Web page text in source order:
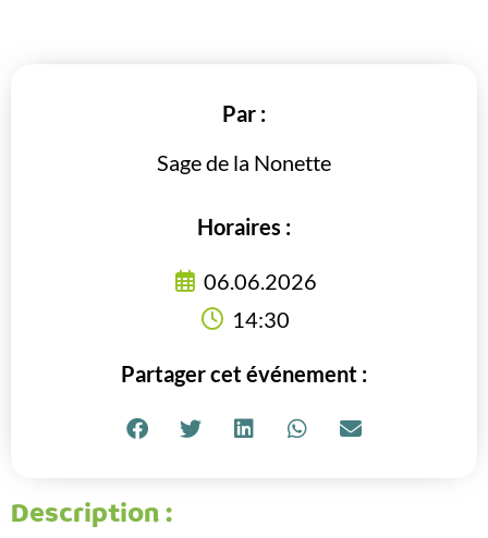
Par :
Sage de la Nonette
Horaires :
06.06.2026
14:30
Partager cet événement :
Description :